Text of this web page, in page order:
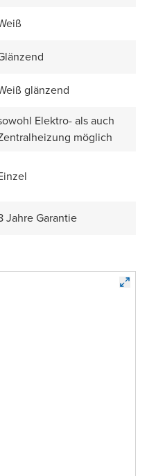
glänzend
Elektro- als auch
möglich
Jahre Garantie